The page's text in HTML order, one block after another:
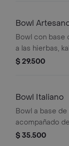
Bowl
Bowl con base
a las hierbas,
tomate,
$ 29.500
Bowl Italiano
Bowl a base de
acompañado
pesto, tomate
$ 35.500